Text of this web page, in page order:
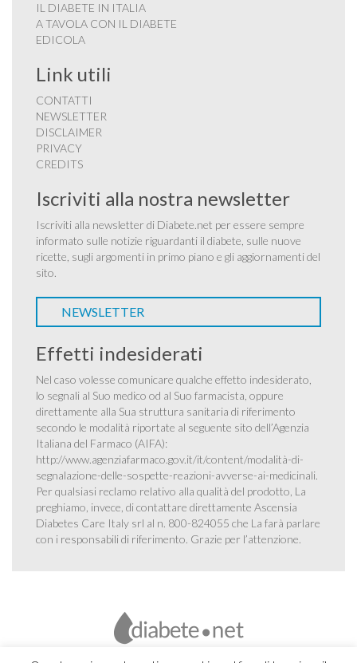
IL DIABETE IN ITALIA
A TAVOLA CON IL DIABETE
EDICOLA
Link utili
CONTATTI
NEWSLETTER
DISCLAIMER
PRIVACY
CREDITS
Iscriviti alla nostra newsletter
Iscriviti alla newsletter di Diabete.net per essere sempre
informato sulle notizie riguardanti il diabete, sulle nuove
ricette, sugli argomenti in primo piano e gli aggiornamenti del
sito.
NEWSLETTER
Effetti indesiderati
Nel caso volesse comunicare qualche effetto indesiderato,
lo segnali al Suo medico od al Suo farmacista, oppure
direttamente alla Sua struttura sanitaria di riferimento
secondo le modalità riportate al seguente sito dell’Agenzia
Italiana del Farmaco (AIFA):
http://www.agenziafarmaco.gov.it/it/content/modalità-di-
segnalazione-delle-sospette-reazioni-avverse-ai-medicinali.
Per qualsiasi reclamo relativo alla qualità del prodotto, La
preghiamo, invece, di contattare direttamente Ascensia
Diabetes Care Italy srl al n. 800-824055 che La farà parlare
con i responsabili di riferimento. Grazie per l’attenzione.